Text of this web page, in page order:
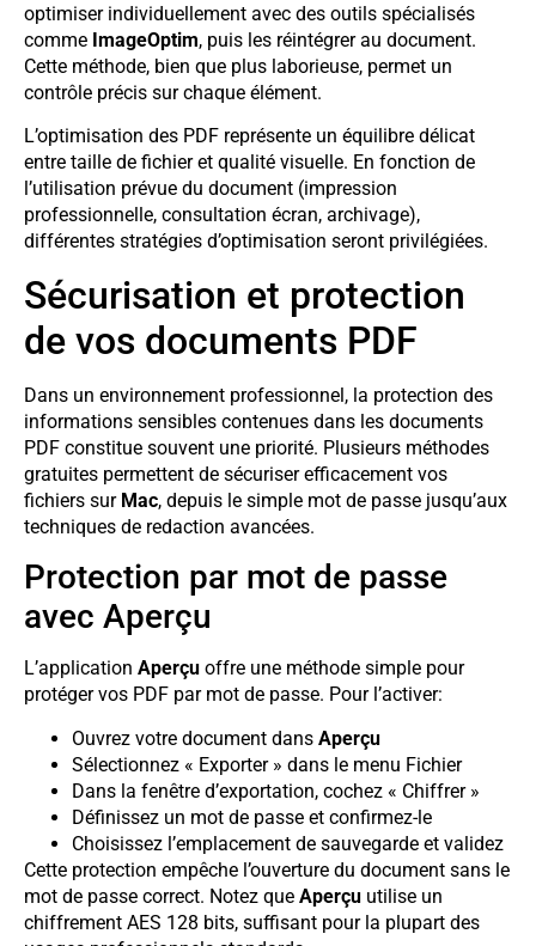
optimiser individuellement avec des outils spécialisés
comme ImageOptim, puis les réintégrer au document.
Cette méthode, bien que plus laborieuse, permet un
contrôle précis sur chaque élément.
L’optimisation des PDF représente un équilibre délicat
entre taille de fichier et qualité visuelle. En fonction de
l’utilisation prévue du document (impression
professionnelle, consultation écran, archivage),
différentes stratégies d’optimisation seront privilégiées.
Sécurisation et protection
de vos documents PDF
Dans un environnement professionnel, la protection des
informations sensibles contenues dans les documents
PDF constitue souvent une priorité. Plusieurs méthodes
gratuites permettent de sécuriser efficacement vos
fichiers sur Mac, depuis le simple mot de passe jusqu’aux
techniques de redaction avancées.
Protection par mot de passe
avec Aperçu
L’application Aperçu offre une méthode simple pour
protéger vos PDF par mot de passe. Pour l’activer:
Ouvrez votre document dans Aperçu
Sélectionnez « Exporter » dans le menu Fichier
Dans la fenêtre d’exportation, cochez « Chiffrer »
Définissez un mot de passe et confirmez-le
Choisissez l’emplacement de sauvegarde et validez
Cette protection empêche l’ouverture du document sans le
mot de passe correct. Notez que Aperçu utilise un
chiffrement AES 128 bits, suffisant pour la plupart des